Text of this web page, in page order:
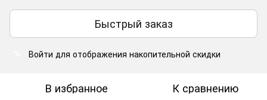
Быстрый заказ
Войти для отображения накопительной скидки
В избранное К сравнению